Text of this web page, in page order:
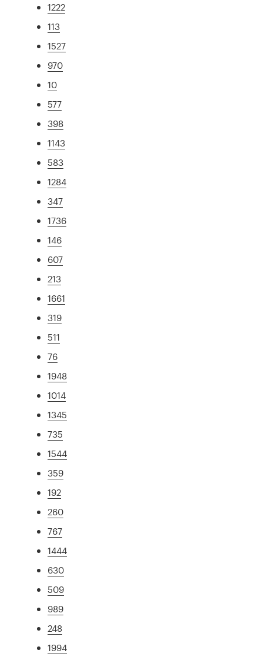
1222
113
1527
970
10
577
398
1143
583
1284
347
1736
146
607
213
1661
319
511
76
1948
1014
1345
735
1544
359
192
260
767
1444
630
509
989
248
1994